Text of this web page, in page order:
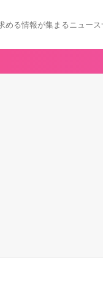
める情報が集まるニュース